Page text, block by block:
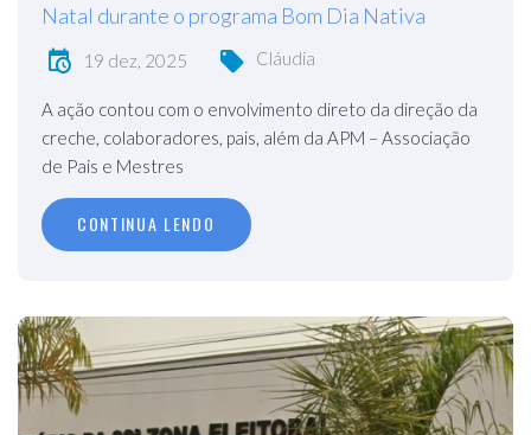
Natal durante o programa Bom Dia Nativa
19 dez, 2025 Cláudia
A ação contou com o envolvimento direto da direção da
creche, colaboradores, pais, além da APM – Associação
de Pais e Mestres
CONTINUA LENDO